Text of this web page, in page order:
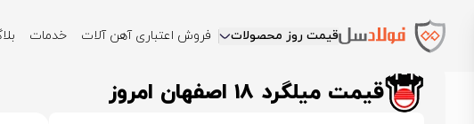
قیمت روز محصولات فروش اعتباری آهن آلات خدمات
فولادسل
قیمت میلگرد ۱۸ اصفهان امروز